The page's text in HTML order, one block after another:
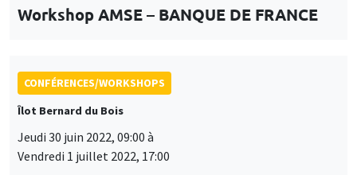
Workshop AMSE – BANQUE DE FRANCE
CONFÉRENCES/WORKSHOPS
Îlot Bernard du Bois
Jeudi 30 juin 2022, 09:00 à
Vendredi 1 juillet 2022, 17:00